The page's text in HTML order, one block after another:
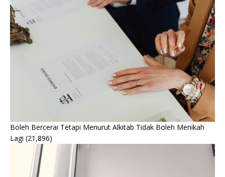
Boleh Bercerai Tetapi Menurut Alkitab Tidak Boleh Menikah
Lagi (21,896)